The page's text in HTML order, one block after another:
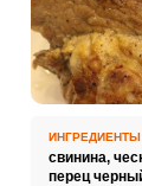
ИНГРЕДИЕНТЫ
свинина,
перец